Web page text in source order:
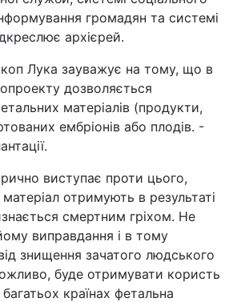
громадян та системі
архієрей.
Лука зауважує на тому, що в
дозволяється
матеріалів (продукти,
ембріонів або плодів. -
виступає проти цього,
отримують в результаті
смертним гріхом. Не
виправдання і в тому
знищення зачатого людського
буде отримувати користь
країнах фетальна